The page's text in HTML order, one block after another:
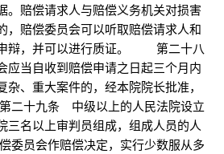
。赔偿请求人与赔偿义务机关对损害
，赔偿委员会可以听取赔偿请求人和
辩，并可以进行质证。 第二十八
当自收到赔偿申请之日起三个月内
、重大案件的，经本院院长批准，
十九条 中级以上的人民法院设立
三名以上审判员组成，组成人员的人
员会作赔偿决定，实行少数服从多